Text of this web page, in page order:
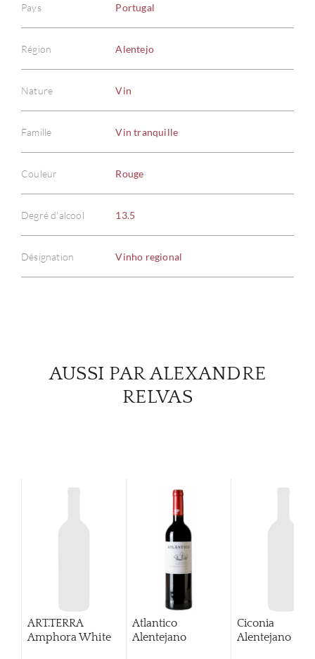
À
Pays Portugal
Région Alentejo
Nature Vin
Famille Vin tranquille
Couleur Rouge
Degré d'alcool 13.5
Désignation Vinho regional
AUSSI PAR ALEXANDRE
RELVAS
ART.TERRA
Amphora White
Atlantico
Alentejano
Ciconia
Alentejano BIB